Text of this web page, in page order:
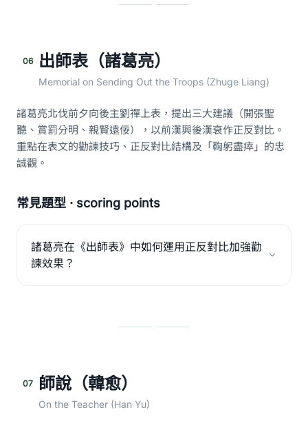
06 出師表（諸葛亮）
Memorial on Sending Out the Troops (Zhuge Liang)
諸葛亮北伐前夕向後主劉禪上表，提出三大建議（開張聖
聽、賞罰分明、親賢遠佞），以前漢興後漢衰作正反對比。
重點在表文的勸諫技巧、正反對比結構及「鞠躬盡瘁」的忠
誠觀。
常見題型 · scoring points
諸葛亮在《出師表》中如何運用正反對比加強勸
諫效果？
07 師說（韓愈）
On the Teacher (Han Yu)